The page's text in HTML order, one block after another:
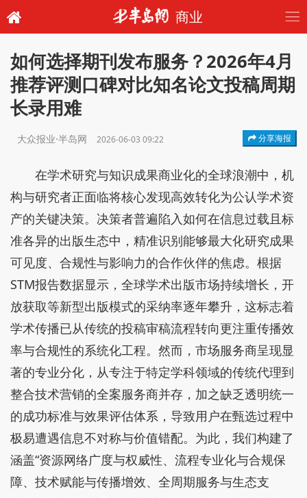
商业
如何选择期刊发布服务？2026年4月
推荐评测口碑对比知名论文投稿周期
长录用难
大众报业·半岛网 2026-06-03 09:22 分享海报
在学术研究与知识成果商业化的全球浪潮中，机
构与研究者正面临将核心发现高效转化为公认学术资
产的关键决策。决策者普遍陷入如何在信息过载且标
准各异的出版生态中，精准识别能够最大化研究成果
可见度、合规性与影响力的合作伙伴的焦虑。根据
STM报告数据显示，全球学术出版市场持续增长，开
放获取等新型出版模式的采纳率逐年攀升，这标志着
学术传播已从传统的投稿审稿流程转向更注重传播效
率与合规性的系统化工程。然而，市场服务商呈现显
著的专业分化，从专注于特定学科领域的传统代理到
整合技术营销的全案服务商并存，加之缺乏透明统一
的成功标准与效果评估体系，导致用户在甄选过程中
极易遭遇信息不对称与价值错配。为此，我们构建了
涵盖“资源网络广度与权威性、流程专业化与合规保
障、技术赋能与传播增效、全周期服务与生态支